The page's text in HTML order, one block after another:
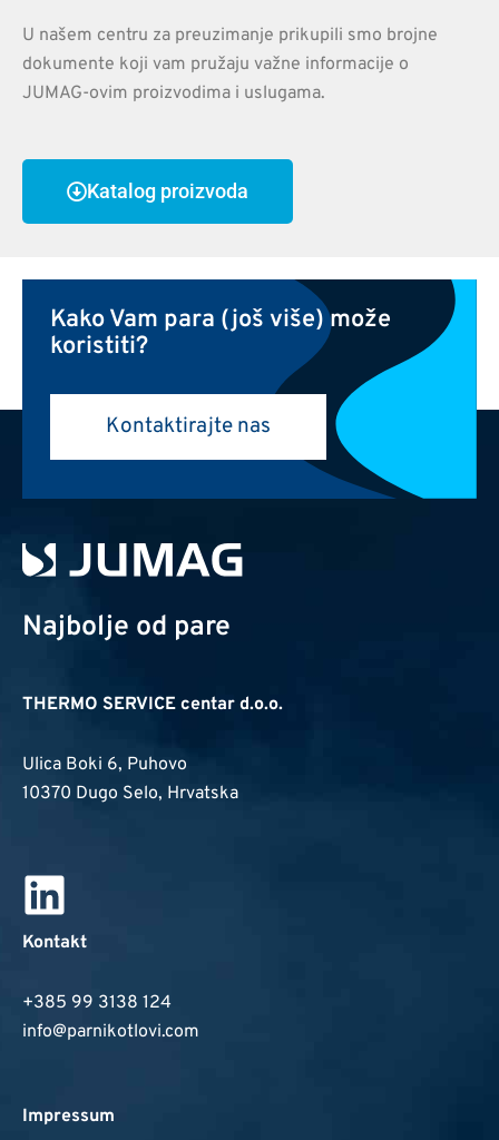
U našem centru za preuzimanje prikupili smo brojne
dokumente koji vam pružaju važne informacije o
JUMAG-ovim proizvodima i uslugama.
Katalog proizvoda
Kako Vam para (još više) može
koristiti?
Kontaktirajte nas
Najbolje od pare
THERMO SERVICE centar d.o.o.
Ulica Boki 6, Puhovo
10370 Dugo Selo, Hrvatska
Kontakt
+385 99 3138 124
info@parnikotlovi.com
Impressum